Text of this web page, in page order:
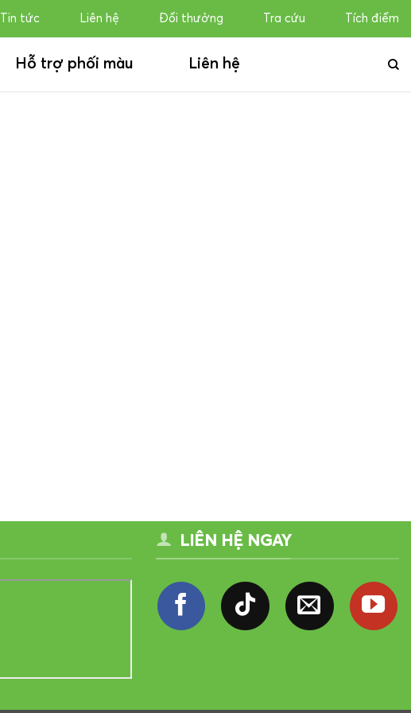
Tin tức Liên hệ Đổi thưởng Tra cứu Tích điểm
Hỗ trợ phối màu Liên hệ
LIÊN HỆ NGAY